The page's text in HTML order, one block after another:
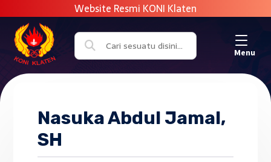
Menu
Nasuka Abdul Jamal,
SH